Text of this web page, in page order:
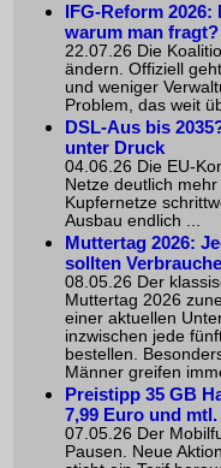
IFG-Reform
warum man fragt?
22.07.26 Die
ändern. Offiziell
und weniger
Problem, das weit
DSL-Aus bis
unter Druck
04.06.26 Die EU-
Netze deutlich
Kupfernetze
Ausbau endlich ...
Muttertag 2026:
sollten
08.05.26 Der
Muttertag 2026
einer aktuellen
inzwischen jede
bestellen.
Männer greifen
Preistipp 35 GB
7,99 Euro und
07.05.26 Der
Pausen. Neue